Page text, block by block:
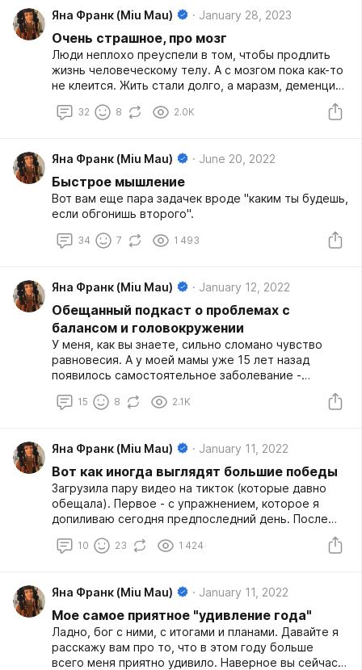
любые прикосновения. НОЛЬ ощущений от всего
этого (ниже колена). А выше колена нога иногда
ощущает парестезии (мурашки), или какое-то
размытое чувство онемения.
Яна Франк (Miu Mau) January 28, 2023
Очень страшное, про мозг
Люди неплохо преуспели в том, чтобы продлить
жизнь человеческому телу. А с мозгом пока как-то
не клеится. Жить стали долго, а маразм, деменция
только больше лет не умирают, при этом
том, что могло бы помочь. Ну да, учить языки.
Шевелить мозгами. Читать, головоломки решать,
танцевать и заниматься боевыми искусствами.
Побольше общаться с другими людьми, брать на
себя всякие социально полезные функции,
наполнять свою жизнь смыслом.
32 8 2.0K
Яна Франк (Miu Mau) June 20, 2022
Быстрое мышление
Вот вам еще пара задачек вроде "каким ты будешь,
если обгонишь второго".
34 7 1 493
Яна Франк (Miu Mau) January 12, 2022
Обещанный подкаст о проблемах с
балансом и головокружении
У меня, как вы знаете, сильно сломано чувство
равновесия. А у моей мамы уже 15 лет назад
появилось самостоятельное заболевание -
"головокружение". Т.е. у нее это не симптом чего-
то, а самостоятельная проблема. К сожалению,
откуда эти проблемы берутся, и как лечатся. Вот
рассказ о том, что я успела об этом узнать.
15 8 2.1K
Яна Франк (Miu Mau) January 11, 2022
Вот как иногда выглядят большие победы
Загрузила пару видео на тикток (которые давно
обещала). Первое - с упражнением, которое я
допиливаю сегодня предпоследний день. После
этого переходим к следующей каторге. Выглядит
не очень стабильно, но на самом деле я в этих
стабильно и уверенно. Ну т.е. это не означает, что
я там могла бы выдержать еще хоть долю секунды.
:-) :-) Но то время, которое я там, я стою и во мне
нет паники - прогресс!
10 23 1 424
Яна Франк (Miu Mau) January 11, 2022
Мое самое приятное "удивление года"
Ладно, бог с ними, с итогами и планами. Давайте я
расскажу вам про то, что в этом году больше
всего меня приятно удивило. Наверное вы сейчас